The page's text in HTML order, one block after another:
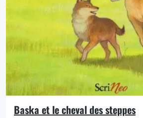
Baska et le cheval des steppes